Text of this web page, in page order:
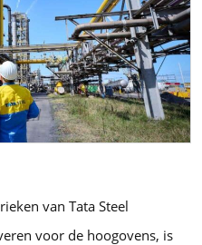
van Tata Steel
voor de hoogovens, is